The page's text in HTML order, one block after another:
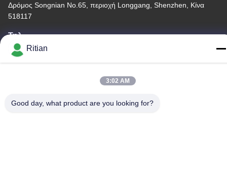
Δρόμος Songnian No.65, περιοχή Longgang, Shenzhen, Κίνα
518117
Τηλ.
+86-755-84080323
Καλή ποιότητα της Κίνας ΠΡΟΣΤΑΤΕΥΤΙΚΗ ΤΑΙΝΙΑ PE
Ritian
3:02 AM
Good day, what product are you looking for?